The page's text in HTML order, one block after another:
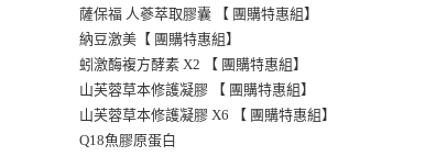
薩保福 人蔘萃取膠囊 【 團購特惠組】
納豆激美【 團購特惠組】
蚓激酶複方酵素 X2 【 團購特惠組】
山芙蓉草本修護凝膠 【 團購特惠組】
山芙蓉草本修護凝膠 X6 【 團購特惠組】
Q18魚膠原蛋白